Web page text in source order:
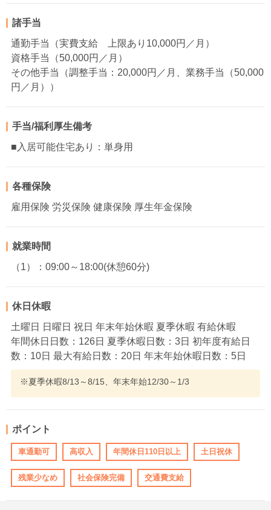
諸手当
通勤手当（実費支給 上限あり10,000円／月）
資格手当（50,000円／月）
その他手当（調整手当：20,000円／月、業務手当（50,000
円／月））
手当/福利厚生備考
■入居可能住宅あり：単身用
各種保険
雇用保険 労災保険 健康保険 厚生年金保険
就業時間
（1）：09:00～18:00(休憩60分)
休日休暇
土曜日 日曜日 祝日 年末年始休暇 夏季休暇 有給休暇
年間休日日数：126日 夏季休暇日数：3日 初年度有給日
数：10日 最大有給日数：20日 年末年始休暇日数：5日
※夏季休暇8/13～8/15、年末年始12/30～1/3
ポイント
車通勤可 高収入 年間休日110日以上 土日祝休
残業少なめ 社会保険完備 交通費支給